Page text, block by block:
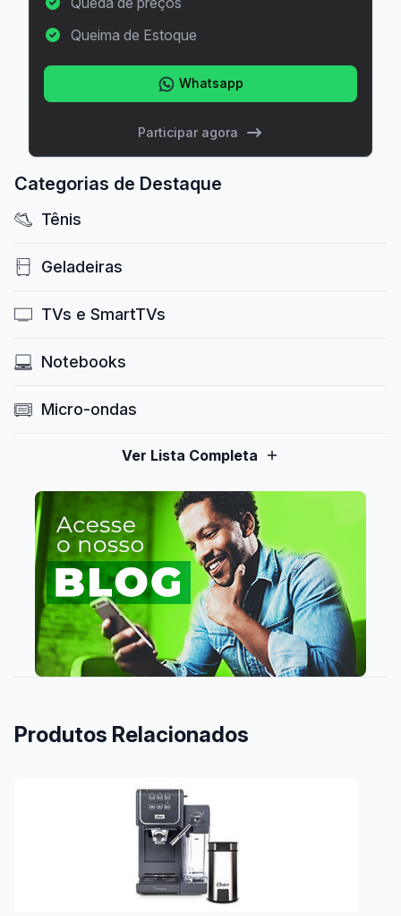
Queima de Estoque
Whatsapp
Participar agora
Categorias de Destaque
Tênis
Geladeiras
TVs e SmartTVs
Notebooks
Micro-ondas
Ver Lista Completa
Produtos Relacionados